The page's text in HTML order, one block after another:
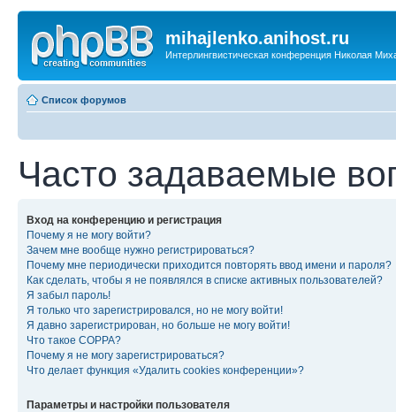
mihajlenko.anihost.ru
Интерлингвистическая конференция Николая
Список форумов
Часто задаваемые
Вход на конференцию и регистрация
Почему я не могу войти?
Зачем мне вообще нужно регистрироваться?
Почему мне периодически приходится повторять ввод имени и пароля?
Как сделать, чтобы я не появлялся в списке активных пользователей?
Я забыл пароль!
Я только что зарегистрировался, но не могу войти!
Я давно зарегистрирован, но больше не могу войти!
Что такое COPPA?
Почему я не могу зарегистрироваться?
Что делает функция «Удалить cookies конференции»?
Параметры и настройки пользователя